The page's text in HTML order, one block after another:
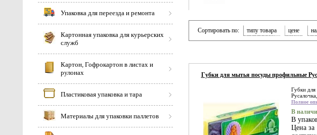
Упаковка для переезда и ремонта
Картонная упаковка для курьерских
служб
Картон, Гофрокартон в листах и
рулонах
Пластиковая упаковка и тара
Материалы для упаковки паллетов
Сортировать по: типу товара цене
Губки для мытья посуды профильные
Губки
Полное
В
В
Цена за